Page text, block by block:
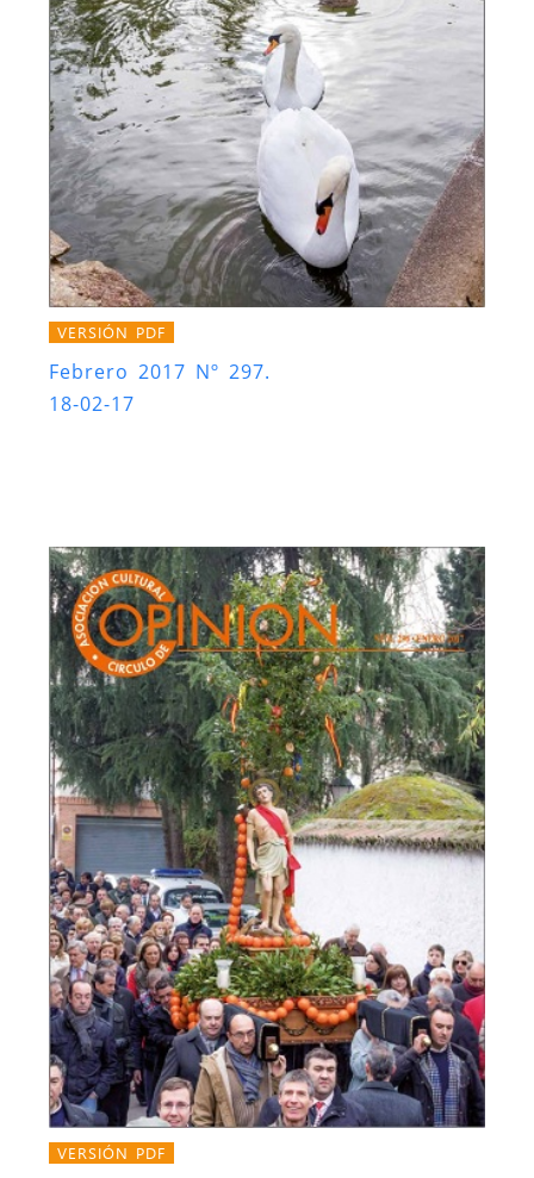
VERSIÓN PDF
Febrero 2017 Nº 297.
18-02-17
VERSIÓN PDF